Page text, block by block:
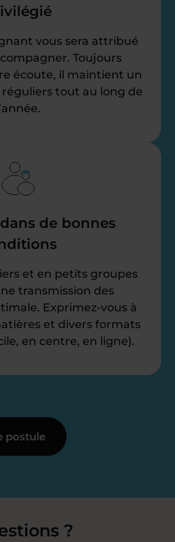
vous sera attribué
Toujours
écoute, il maintient un
tout au long de
l’année.
de bonnes
et en petits groupes
transmission des
Exprimez-vous à
et divers formats
en centre, en ligne).
postule
?